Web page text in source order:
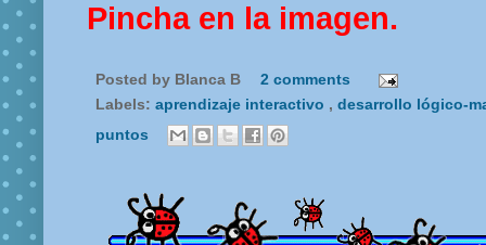
Pincha en la imagen.
Posted by Blanca B
2 comments
Labels: aprendizaje interactivo , desarrollo lógico-
puntos